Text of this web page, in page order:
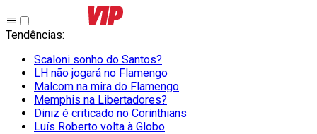
Tendências:
Scaloni sonho do Santos?
LH não jogará no Flamengo
Malcom na mira do Flamengo
Memphis na Libertadores?
Diniz é criticado no Corinthians
Luís Roberto volta à Globo